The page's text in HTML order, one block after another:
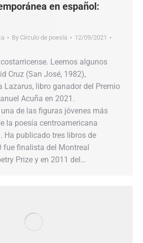
en español:
By Círculo de poesía
12/09/2021
Leemos algunos
Cruz (San José, 1982),
Lazarus, libro ganador del Premio
Acuña en 2021.
de las figuras jóvenes más
la poesía centroamericana
Ha publicado tres libros de
fue finalista del Montreal
Prize y en 2011 del…